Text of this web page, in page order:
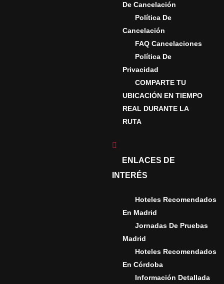
De Cancelación
Política De
Cancelación
FAQ Cancelaciones
Política De
Privacidad
COMPARTE TU
UBICACIÓN EN TIEMPO
REAL DURANTE LA
RUTA
ENLACES DE
INTERÉS
Hoteles Recomendados
En Madrid
Jornadas De Pruebas
Madrid
Hoteles Recomendados
En Córdoba
Información Detallada